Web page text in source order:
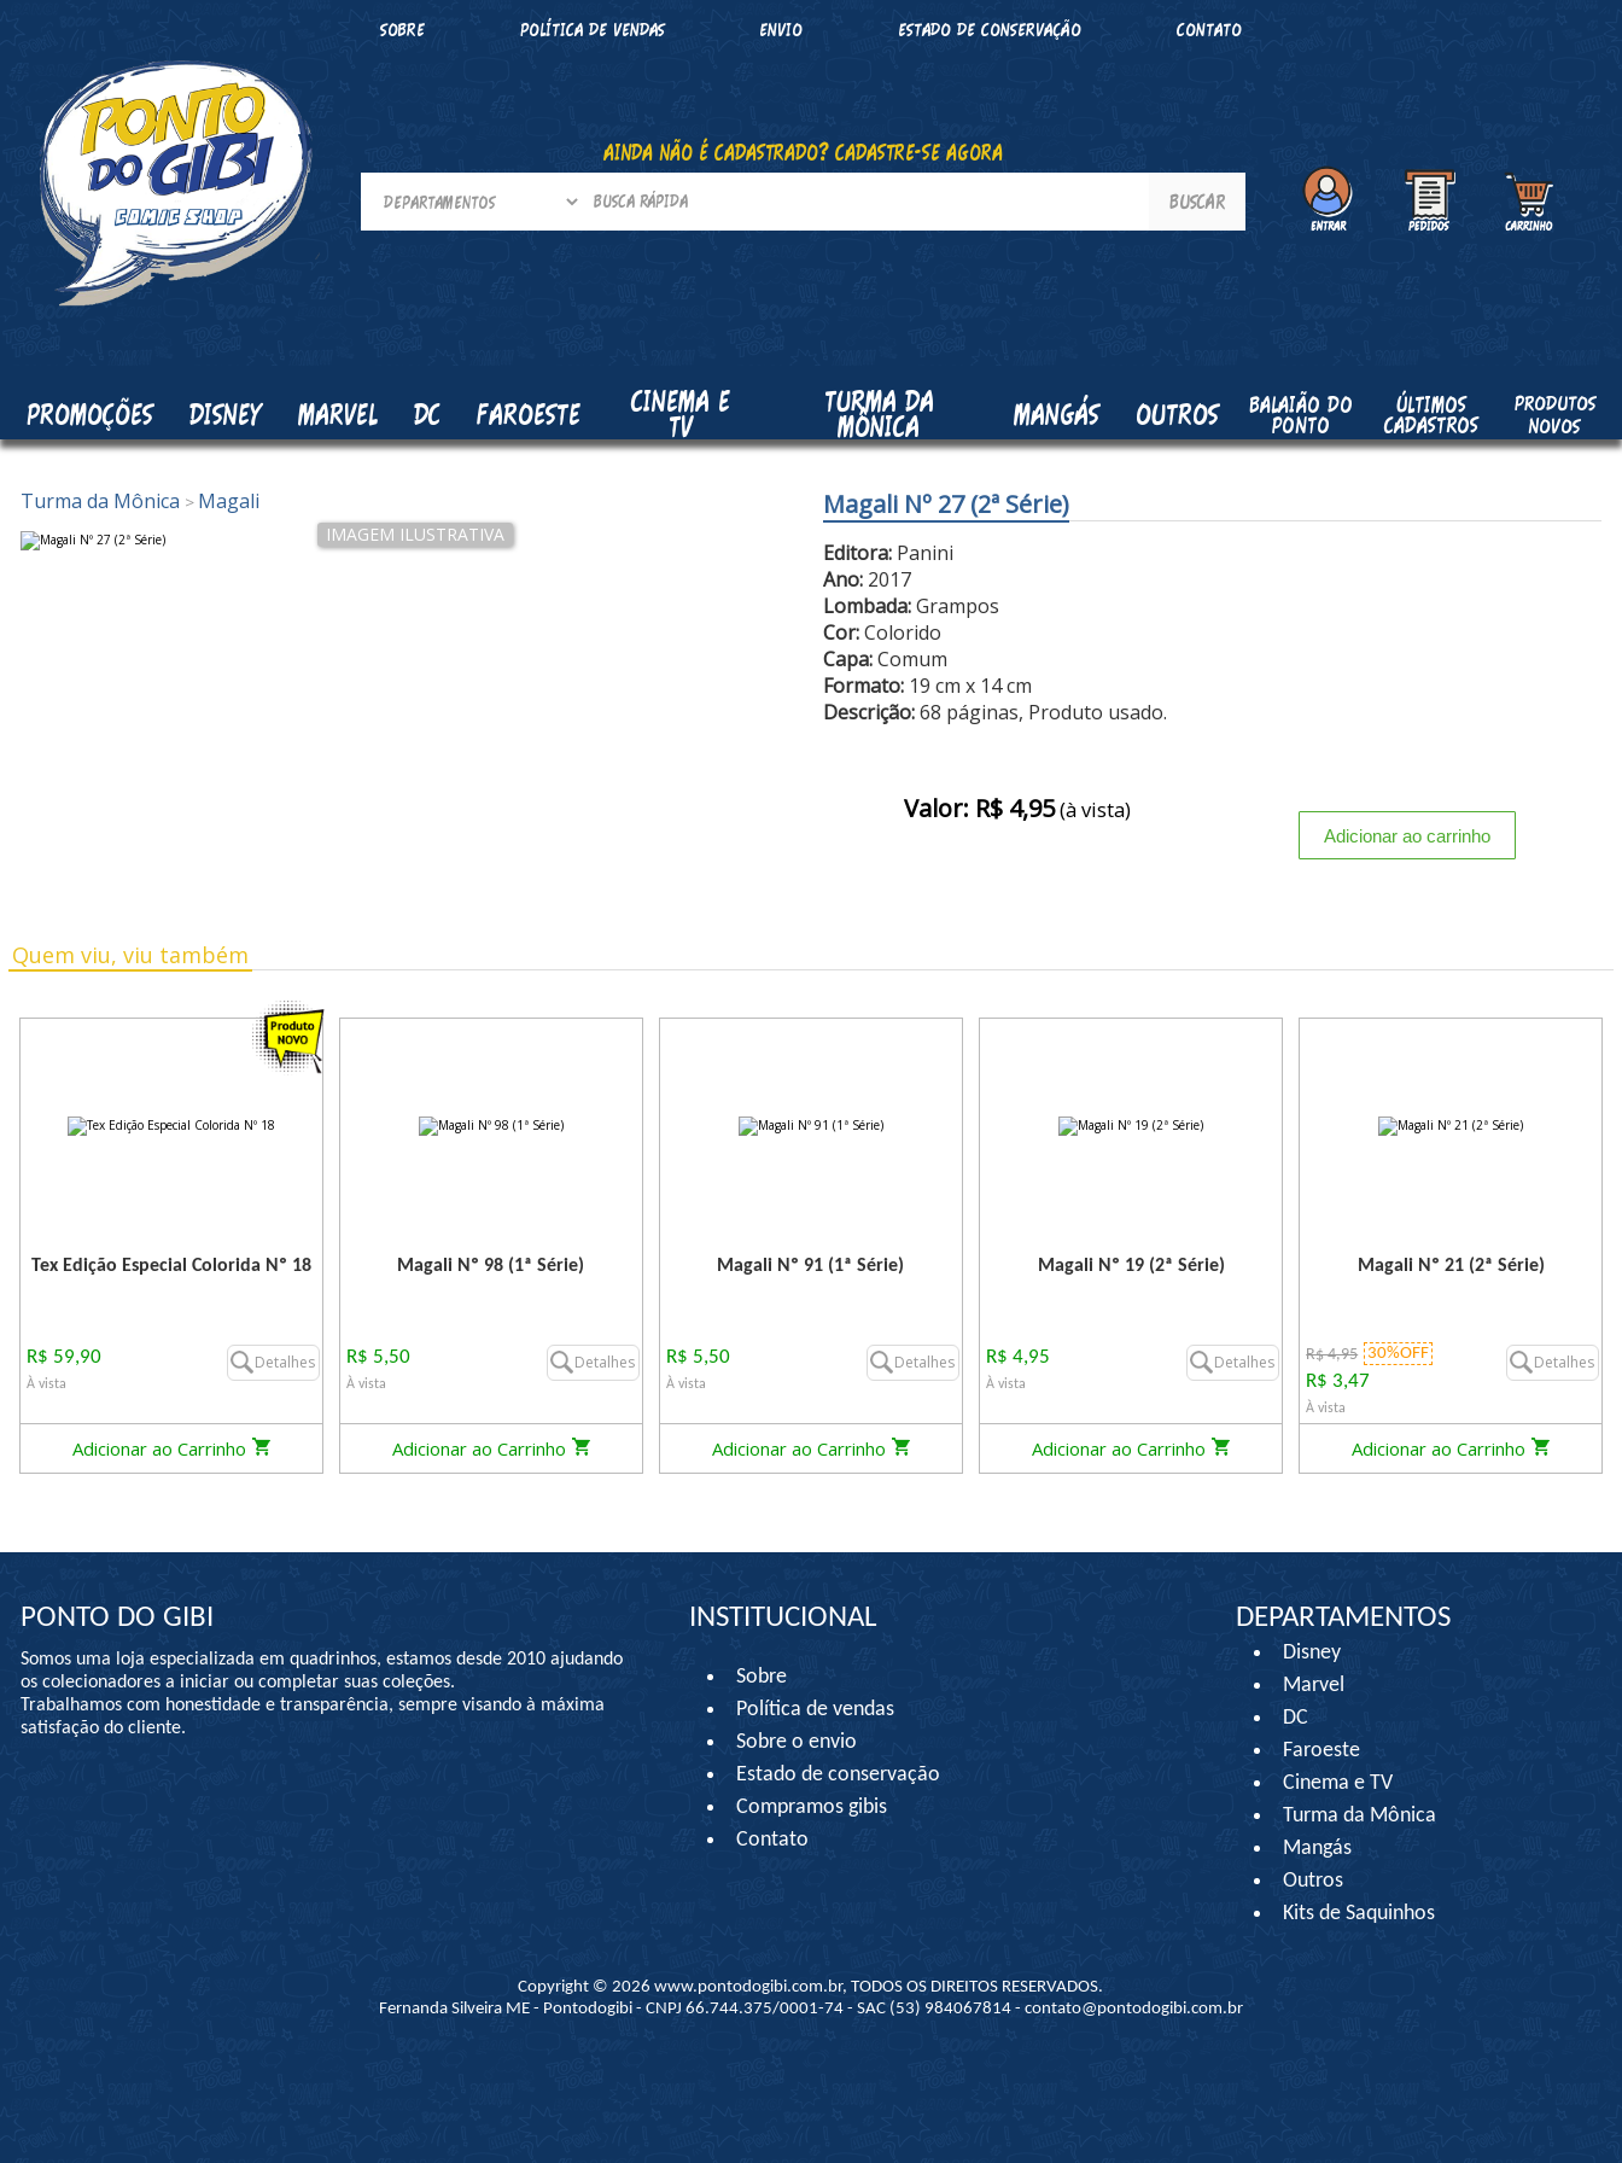
SOBRE POLÍTICA DE VENDAS ENVIO ESTADO DE CONSERVAÇÃO CONTATO
AINDA NÃO É CADASTRADO? CADASTRE-SE AGORA
PROMOÇÕES DISNEY MARVEL DC FAROESTE CINEMA E
TV
TURMA DA
MÔNICA MANGÁS OUTROS BALAIÃO DO
PONTO
ÚLTIMOS
CADASTROS
PRODUTOS
NOVOS
Turma da Mônica > Magali Magali Nº 27 (2ª Série)
Editora:Panini
Ano:2017
Lombada:Grampos
Cor:Colorido
Capa:Comum
Formato:19 cm x 14 cm
Descrição:68 páginas, Produto usado.
Valor: R$ 4,95(à vista)
Quem viu, viu também
Tex Edição Especial Colorida Nº 18
R$ 59,90
À vista
Detalhes
Adicionar ao Carrinho
Magali Nº 98 (1ª Série)
R$ 5,50
À vista
Detalhes
Adicionar ao Carrinho
Magali Nº 91 (1ª Série)
R$ 5,50
À vista
Detalhes
Adicionar ao Carrinho
Magali Nº 19 (2ª Série)
R$ 4,95
À vista
Detalhes
Adicionar ao Carrinho
Magali Nº 21 (2ª Série)
R$ 4,95 30%OFF
R$ 3,47
À vista
Detalhes
Adicionar ao Carrinho
PONTO DO GIBI
Somos uma loja especializada em quadrinhos, estamos desde 2010 ajudando
os colecionadores a iniciar ou completar suas coleções.
Trabalhamos com honestidade e transparência, sempre visando à máxima
satisfação do cliente.
INSTITUCIONAL
Sobre
Política de vendas
Sobre o envio
Estado de conservação
Compramos gibis
Contato
DEPARTAMENTOS
Disney
Marvel
DC
Faroeste
Cinema e TV
Turma da Mônica
Mangás
Outros
Kits de Saquinhos
Copyright © 2026 www.pontodogibi.com.br, TODOS OS DIREITOS RESERVADOS.
Fernanda Silveira ME - Pontodogibi - CNPJ 66.744.375/0001-74 - SAC (53) 984067814 - contato@pontodogibi.com.br